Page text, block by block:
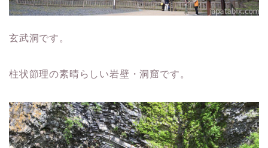
玄武洞です。
柱状節理の素晴らしい岩壁・洞窟です。